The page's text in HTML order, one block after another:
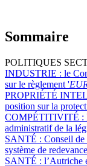
Sommaire
POLITIQUES
INDUSTRIE : le
sur le règlement '
PROPRIÉTÉ
position sur la
COMPÉTITIVITÉ :
administratif de la
SANTÉ : Conseil
système de
SANTÉ : l’Autriche